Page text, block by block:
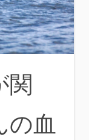
関
血